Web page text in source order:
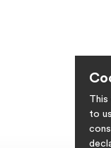
This
to